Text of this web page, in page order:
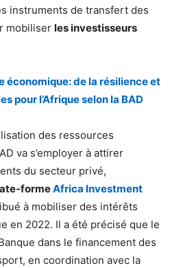
instruments de transfert des
mobiliser les investisseurs
économique: de la résilience et
pour l’Afrique selon la BAD
des ressources
va s’employer à attirer
du secteur privé,
formeAfrica Investment
à mobiliser des intérêts
en 2022. Il a été précisé que le
dans le financement des
en coordination avec la